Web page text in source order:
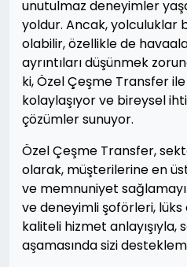
unutulmaz deneyimler
yoldur. Ancak, yolculuklar
olabilir, özellikle de
ayrıntıları düşünmek
ki, Özel Çeşme Transfer
kolaylaşıyor ve bireysel
çözümler sunuyor.
Özel Çeşme Transfer,
olarak, müşterilerine en
ve memnuniyet
ve deneyimli şoförleri, lüks
kaliteli hizmet anlayışıyla,
aşamasında sizi